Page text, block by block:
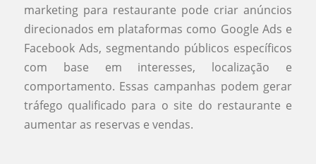
marketing para restaurante pode criar anúncios
direcionados em plataformas como Google Ads e
Facebook Ads, segmentando públicos específicos
com base em interesses, localização e
comportamento. Essas campanhas podem gerar
tráfego qualificado para o site do restaurante e
aumentar as reservas e vendas.